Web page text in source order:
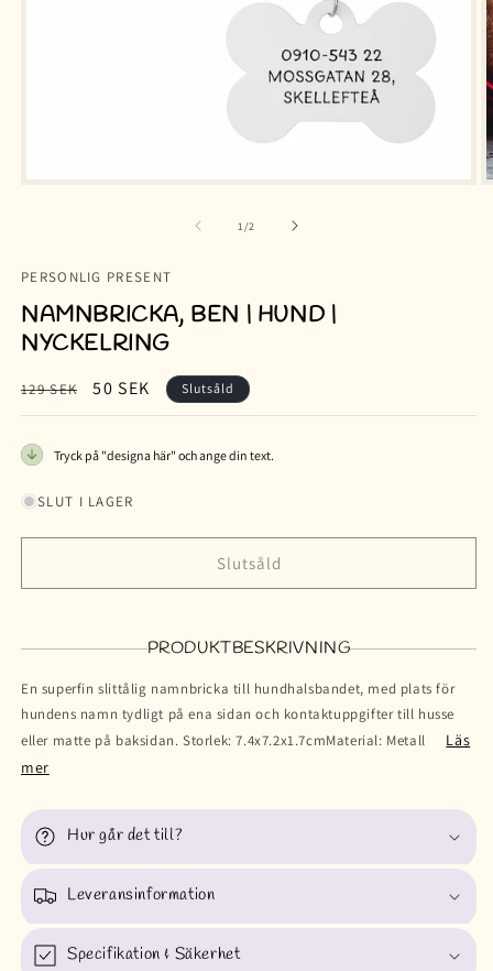
1/av2
PERSONLIG PRESENT
NAMNBRICKA, BEN | HUND |
NYCKELRING
Ordinarie
pris
129 SEK Försäljningspris
50 SEK Slutsåld
Tryck på "designa här" och ange din text.
SLUT I LAGER
Slutsåld
PRODUKTBESKRIVNING
En superfin slittålig namnbricka till hundhalsbandet, med plats för
hundens namn tydligt på ena sidan och kontaktuppgifter till husse
eller matte på baksidan. Storlek: 7.4x7.2x1.7cmMaterial: Metall
Läs
mer
Hur går det till?
Leveransinformation
Specifikation & Säkerhet